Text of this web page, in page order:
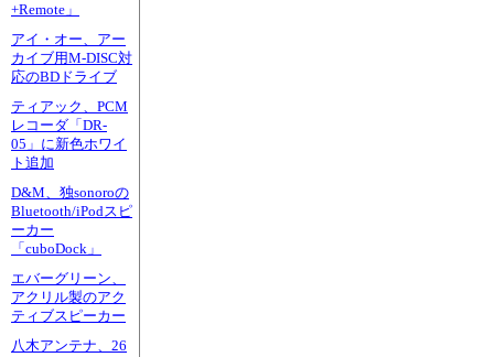
+Remote」
アイ・オー、アー
カイブ用M-DISC対
応のBDドライブ
ティアック、PCM
レコーダ「DR-
05」に新色ホワイ
ト追加
D&M、独sonoroの
Bluetooth/iPodスピ
ーカー
「cuboDock」
エバーグリーン、
アクリル製のアク
ティブスピーカー
八木アンテナ、26